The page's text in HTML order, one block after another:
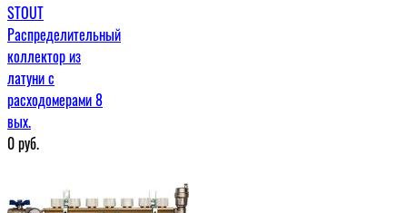
STOUT
Распределительный
коллектор из
латуни с
расходомерами 8
вых.
0руб.